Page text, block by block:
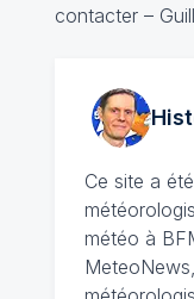
contacter –
Ce site a
météo à